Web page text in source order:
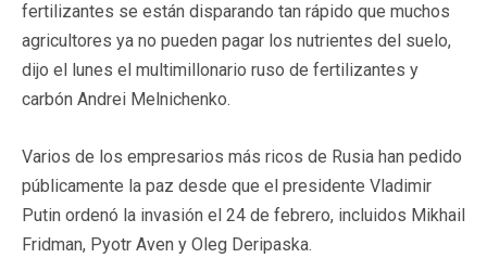
fertilizantes se están disparando tan rápido que muchos
agricultores ya no pueden pagar los nutrientes del suelo,
dijo el lunes el multimillonario ruso de fertilizantes y
carbón Andrei Melnichenko.
Varios de los empresarios más ricos de Rusia han pedido
públicamente la paz desde que el presidente Vladimir
Putin ordenó la invasión el 24 de febrero, incluidos Mikhail
Fridman, Pyotr Aven y Oleg Deripaska.